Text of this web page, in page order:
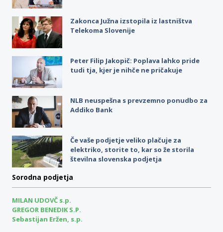
Zakonca Južna izstopila iz lastništva
Telekoma Slovenije
Peter Filip Jakopič: Poplava lahko pride
tudi tja, kjer je nihče ne pričakuje
NLB neuspešna s prevzemno ponudbo za
Addiko Bank
Če vaše podjetje veliko plačuje za
elektriko, storite to, kar so že storila
številna slovenska podjetja
Sorodna podjetja
MILAN UDOVČ s.p.
GREGOR BENEDIK S.P.
Sebastijan Eržen, s.p.